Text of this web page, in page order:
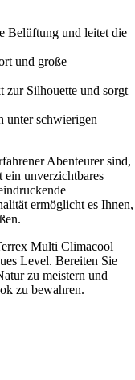
Belüftung und leitet die
und große
zur Silhouette und sorgt
unter schwierigen
Abenteurer sind,
unverzichtbares
ermöglicht es Ihnen,
Multi Climacool
Level. Bereiten Sie
zu meistern und
zu bewahren.